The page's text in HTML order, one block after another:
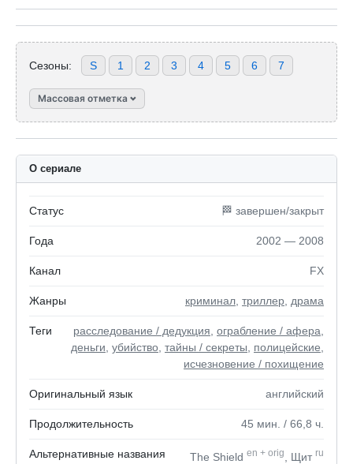
Сезоны: S 1 2 3 4 5 6 7
Массовая отметка
О сериале
Статус 🏁 завершен/закрыт
Года 2002 — 2008
Канал FX
Жанры криминал триллер драма
Теги расследование / дедукция ограбление / афера
деньги убийство тайны / секреты полицейские
исчезновение / похищение
Оригинальный язык английский
Продолжительность 45 мин. / 66,8 ч.
Альтернативные названия The Shield en + orig , Щит ru